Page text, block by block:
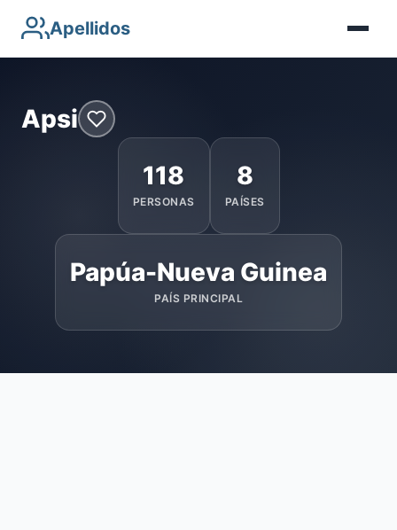
Apellidos
Apsi
118
PERSONAS
8
PAÍSES
Papúa-Nueva Guinea
PAÍS PRINCIPAL